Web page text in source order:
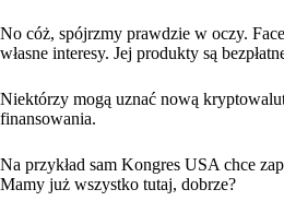
No cóż, spójrzmy prawdzie w oczy.
własne interesy. Jej produkty są
Niektórzy mogą uznać nową
finansowania.
Na przykład sam Kongres USA chce
Mamy już wszystko tutaj, dobrze?